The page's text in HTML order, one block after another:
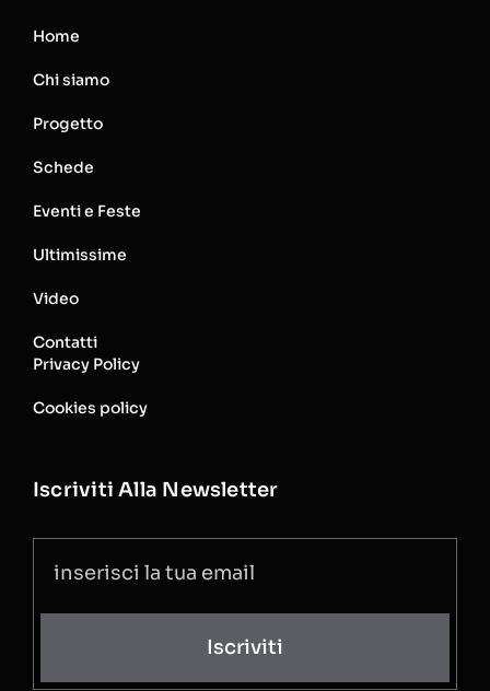
Home
Chi siamo
Progetto
Schede
Eventi e Feste
Ultimissime
Video
Contatti
Privacy Policy
Cookies policy
Iscriviti Alla Newsletter
Iscriviti